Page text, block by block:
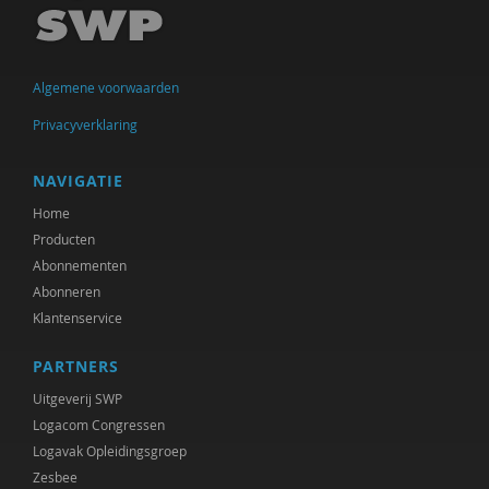
Frederique Demeijer
Allard den Dulk
Hanke Drop
Koen Duivenvoorde
Vincent Feith
Marjorieke Glaudemans
Kees Greven
Femke Kaulingfreks
Lonneke Knegtel
Rinske Koehorst
Algemene voorwaarden
Privacyverklaring
NAVIGATIE
Home
Producten
Abonnementen
Abonneren
Klantenservice
PARTNERS
Uitgeverij SWP
Logacom Congressen
Logavak Opleidingsgroep
Zesbee